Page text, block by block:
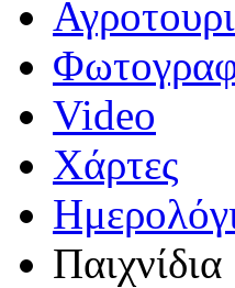
Video
Χάρτες
Παιχνίδια